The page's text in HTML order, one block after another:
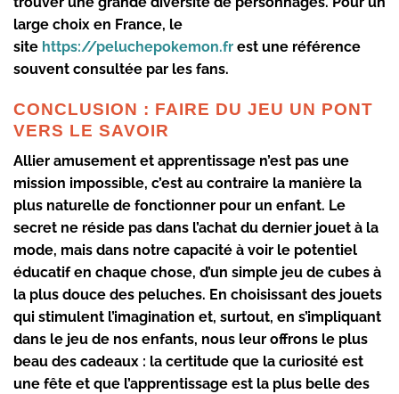
large choix en France, le
site https://peluchepokemon.fr est une référence
souvent consultée par les fans.
CONCLUSION : FAIRE DU JEU UN PONT
VERS LE SAVOIR
Allier amusement et apprentissage n’est pas une
mission impossible, c’est au contraire la manière la
plus naturelle de fonctionner pour un enfant. Le
secret ne réside pas dans l’achat du dernier jouet à la
mode, mais dans notre capacité à voir le potentiel
éducatif en chaque chose, d’un simple jeu de cubes à
la plus douce des peluches. En choisissant des jouets
qui stimulent l’imagination et, surtout, en s’impliquant
dans le jeu de nos enfants, nous leur offrons le plus
beau des cadeaux : la certitude que la curiosité est
une fête et que l’apprentissage est la plus belle des